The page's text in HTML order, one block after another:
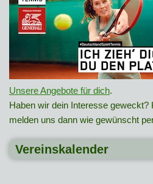
Unsere Angebote für dich.
Haben wir dein Interesse geweckt?
melden uns dann wie gewünscht
Vereinskalender